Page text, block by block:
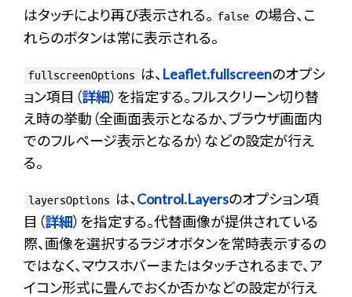
はタッチにより再び表示される。 false の場合、こ
れらのボタンは常に表示される。
fullscreenOptions は、 Leaflet.fullscreenのオプシ
ョン項目（詳細）を指定する。フルスクリーン切り替
え時の挙動（全画面表示となるか、ブラウザ画面内
でのフルページ表示となるか）などの設定が行え
る。
layersOptions は、 Control.Layersのオプション項
目（詳細）を指定する。代替画像が提供されている
際、画像を選択するラジオボタンを常時表示するの
ではなく、マウスホバーまたはタッチされるまで、ア
イコン形式に畳んでおくか否かなどの設定が行え